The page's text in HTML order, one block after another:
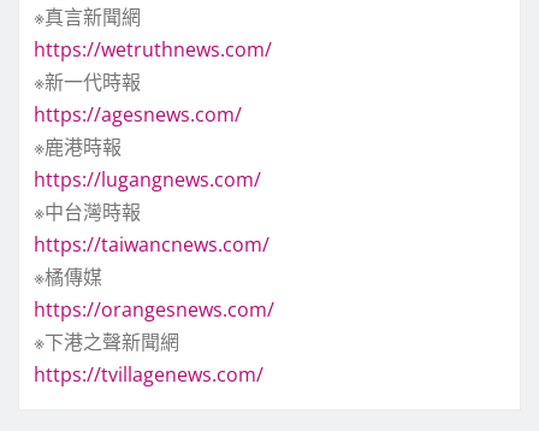
※真言新聞網
https://wetruthnews.com/
※新一代時報
https://agesnews.com/
※鹿港時報
https://lugangnews.com/
※中台灣時報
https://taiwancnews.com/
※橘傳媒
https://orangesnews.com/
※下港之聲新聞網
https://tvillagenews.com/